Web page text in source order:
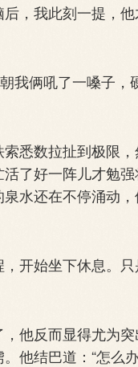
我此刻一提，他
俩吼了一嗓子，
数拉扯到极限，
了好一阵儿才勉
水还在不停涌动
始坐下休息。只
反而显得尤为突
他结巴道：“怎么